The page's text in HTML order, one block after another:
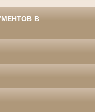
В